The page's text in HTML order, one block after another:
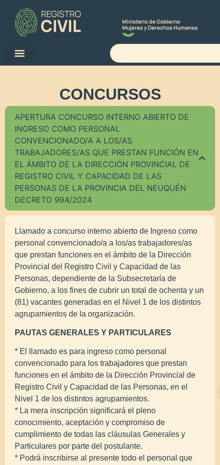
CONCURSOS
APERTURA CONCURSO INTERNO ABIERTO DE
INGRESO COMO PERSONAL
CONVENCIONADO/A A LOS/AS
TRABAJADORES/AS QUE PRESTAN FUNCIÓN EN
EL ÁMBITO DE LA DIRECCIÓN PROVINCIAL DE
REGISTRO CIVIL Y CAPACIDAD DE LAS
PERSONAS DE LA PROVINCIA DEL NEUQUÉN
DECRETO 994/2024
Llamado a concurso interno abierto de Ingreso como
personal convencionado/a a los/as trabajadores/as
que prestan funciones en el ámbito de la Dirección
Provincial del Registro Civil y Capacidad de las
Personas, dependiente de la Subsecretaría de
Gobierno, a los fines de cubrir un total de ochenta y un
(81) vacantes generadas en el Nivel 1 de los distintos
agrupamientos de la organización.
PAUTAS GENERALES Y PARTICULARES
* El llamado es para ingreso como personal
convencionado para los trabajadores que prestan
funciones en el ámbito de la Dirección Provincial de
Registro Civil y Capacidad de las Personas, en el
Nivel 1 de los distintos agrupamientos.
* La mera inscripción significará el pleno
conocimiento, aceptación y compromiso de
cumplimiento de todas las cláusulas Generales y
Particulares por parte del postulante.
* Podrá inscribirse al presente todo el personal que